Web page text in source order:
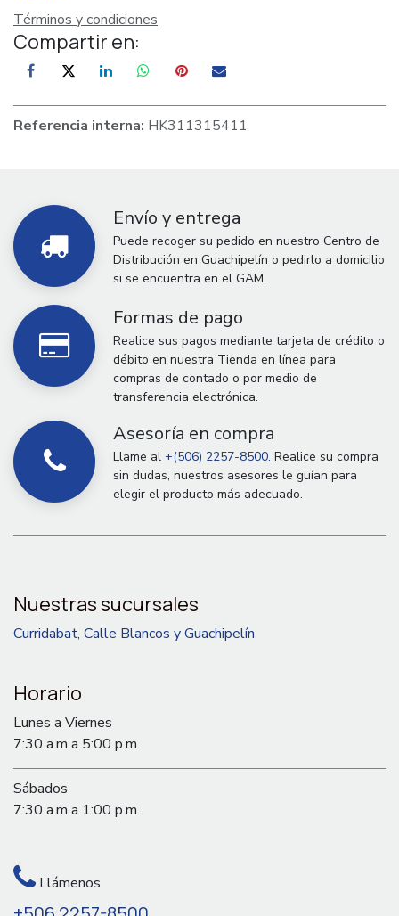
Términos y condiciones
Compartir en:
Referencia interna: HK311315411
Envío y entrega
Puede recoger su pedido en nuestro Centro de
Distribución en Guachipelín o pedirlo a domicilio
si se encuentra en el GAM.
Formas de pago
Realice sus pagos mediante tarjeta de crédito o
débito en nuestra Tienda en línea para
compras de contado o por medio de
transferencia electrónica.
Asesoría en compra
Llame al +(506) 2257-8500. Realice su compra
sin dudas, nuestros asesores le guían para
elegir el producto más adecuado.
Nuestras sucursales
Curridabat, Calle Blancos y Guachipelín
Horario
Lunes a Viernes
7:30 a.m a 5:00 p.m
Sábados
7:30 a.m a 1:00 p.m
Llámenos